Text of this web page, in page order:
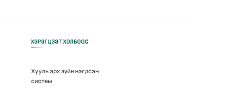
ХЭРЭГЦЭЭТ ХОЛБООС
Хууль эрх зүйн нэгдсэн
систем